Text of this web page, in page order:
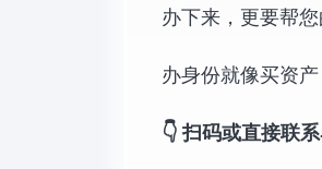
办下来，更要帮
办身份就像买资
👇 扫码或直接联